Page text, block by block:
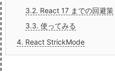
3.2. React 17 までの回避策
3.3. 使ってみる
4. React StrickMode